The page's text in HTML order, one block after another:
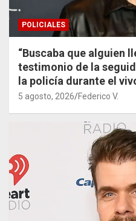
POLICIALES
“Buscaba que alguien
testimonio de la
la policía durante el
5 agosto, 2026 Federico V.